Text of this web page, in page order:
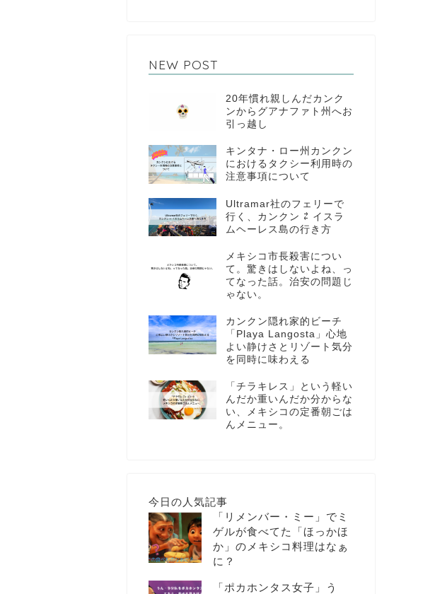
NEW POST
20年慣れ親しんだカンク
ンからグアナファト州へお
引っ越し
キンタナ・ロー州カンクン
におけるタクシー利用時の
注意事項について
Ultramar社のフェリーで
行く、カンクン ⇄ イスラ
ムヘーレス島の行き方
メキシコ市長殺害につい
て。驚きはしないよね、っ
てなった話。治安の問題じ
ゃない。
カンクン隠れ家的ビーチ
「Playa Langosta」心地
よい静けさとリゾート気分
を同時に味わえる
「チラキレス」という軽い
んだか重いんだか分からな
い、メキシコの定番朝ごは
んメニュー。
今日の人気記事
「リメンバー・ミー」でミ
ゲルが食べてた「ほっかほ
か」のメキシコ料理はなぁ
に？
「ポカホンタス女子」う